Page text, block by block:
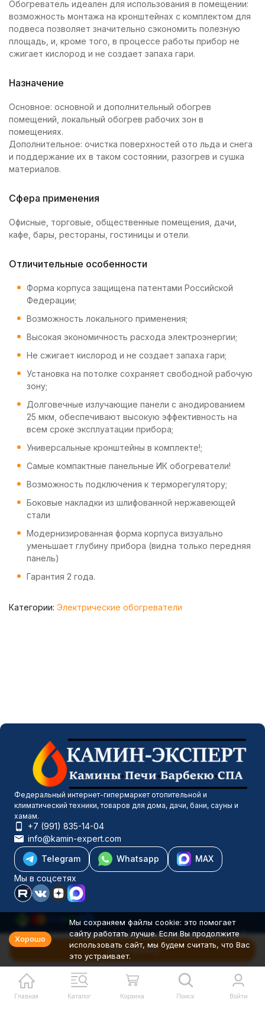
В корзину
Обогреватель идеален для использования в помещении:
возможность монтажа на кронштейнах с комплектом для
подвеса позволяет значительно сэкономить полезную
площадь, и, кроме того, в процессе работы прибор не
сжигает кислород и не создает запаха гари.
Назначение
Основное: основной и дополнительный обогрев
помещений, локальный обогрев рабочих зон в
помещениях.
Дополнительное: очистка поверхностей ото льда и снега
и поддержание их в таком состоянии, разогрев и сушка
материалов.
Сфера применения
Офисные, торговые, общественные помещения, дачи,
кафе, бары, рестораны, гостиницы и отели.
Отличительные особенности
Форма корпуса защищена патентами Российской
Федерации;
Возможность локального применения;
Высокая экономичность расхода электроэнергии;
Не сжигает кислород и не создает запаха гари;
Установка на потолке сохраняет свободной рабочую
зону;
Долговечные излучающие панели с анодированием
25 мкм, обеспечивают высокую эффективность на
всем сроке эксплуатации прибора;
Универсальные кронштейны в комплекте!;
Самые компактные панельные ИК обогреватели!
Возможность подключения к терморегулятору;
Боковые накладки из шлифованной нержавеющей
стали
Модернизированная форма корпуса визуально
уменьшает глубину прибора (видна только передняя
панель)
Гарантия 2 года.
Категории: Электрические обогреватели
Главная Каталог Корзина Поиск Войти
Федеральный интернет-гипермаркет отопительной и
климатический техники, товаров для дома, дачи, бани, сауны и
хамам.
+7 (991) 835-14-04
info@kamin-expert.com
Telegram
Whatsapp
MAX
Мы в соцсетях
Каталог товаров
Компания
Информация
Политика персональных данных
© 2001-2026 Камин-Эксперт ИП Понюхов В. А. ОГРНИП
326527500040181
Хорошо
Мы сохраняем файлы cookie: это помогает
сайту работать лучше. Если Вы продолжите
использовать сайт, мы будем считать, что Вас
это устраивает.